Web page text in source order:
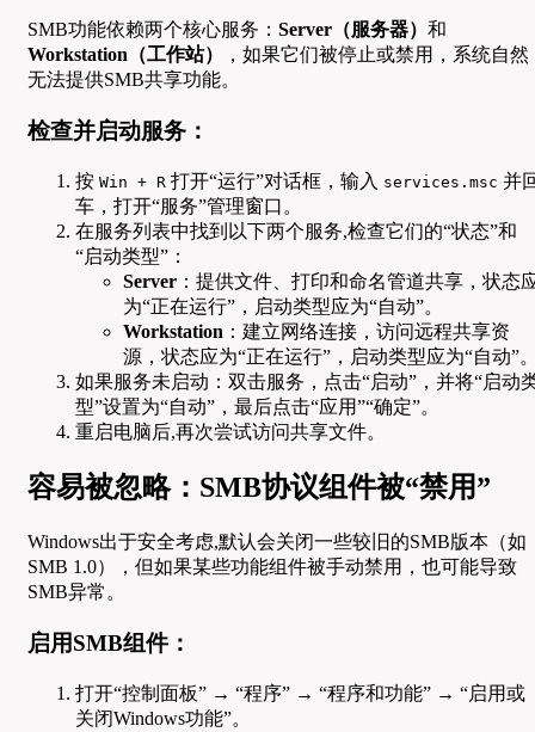
SMB功能依赖两个核心服务： Server（服务器） 和
Workstation（工作站）
，如果它们被停止或禁用，系统自然
无法提供SMB共享功能。
检查并启动服务：
按 Win + R 打开“运行”对话框，输入 services.msc 并
车，打开“服务”管理窗口。
在服务列表中找到以下两个服务,检查它们的“状态”和
“启动类型”：
Server ：提供文件、打印和命名管道共享，状态
为“正在运行”，启动类型应为“自动”。
Workstation ：建立网络连接，访问远程共享资
源，状态应为“正在运行”，启动类型应为“自动”
如果服务未启动：双击服务，点击“启动”，并将“启动
型”设置为“自动”，最后点击“应用”“确定”。
重启电脑后,再次尝试访问共享文件。
容易被忽略：SMB协议组件被“禁用”
Windows出于安全考虑,默认会关闭一些较旧的SMB版本（如
SMB 1.0），但如果某些功能组件被手动禁用，也可能导致
SMB异常。
启用SMB组件：
打开“控制面板” → “程序” → “程序和功能” → “启用或
关闭Windows功能”。